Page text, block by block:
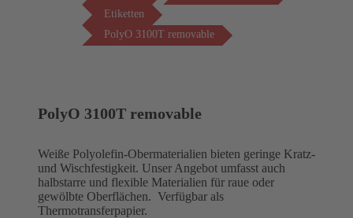
Etiketten
PolyO 3100T removable
PolyO 3100T removable
Weiße Polyolefin-Obermaterialien bieten geringe Kratz-
und Wischfestigkeit. Unser Angebot umfasst auch
halbstarre und flexible Materialien für raue oder
gewölbte Oberflächen. Verfügbar als
Thermotransferpapier.